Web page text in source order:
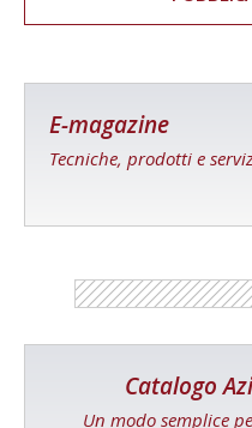
E-magazine
Tecniche, prodotti e
Catalogo
Un modo semplice